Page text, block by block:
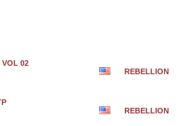
VOL 02
REBELLION
REBELLION